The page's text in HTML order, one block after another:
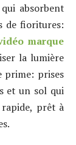
absorbent
de fioritures:
marque
la lumière
prime: prises
et un sol qui
prêt à